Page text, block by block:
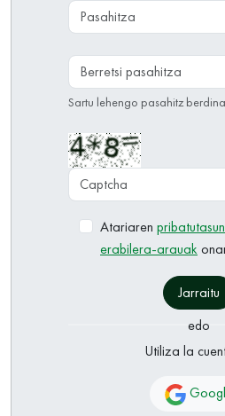
Pasahitza
Berretsi pasahitza
Sartu lehengo pasahitz
Captcha
Atariaren
erabilera-arauak
Jarraitu
edo
Utiliza la